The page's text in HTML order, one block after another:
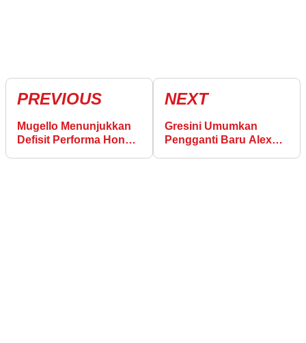
PREVIOUS
Mugello Menunjukkan
Defisit Performa Honda
NEXT
Gresini Umumkan
Pengganti Baru Alex